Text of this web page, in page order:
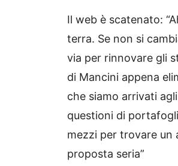
Il web è scatenato:
terra. Se non si
via per rinnovare gli
di Mancini appena
che siamo arrivati
questioni di
mezzi per trovare un
proposta seria”